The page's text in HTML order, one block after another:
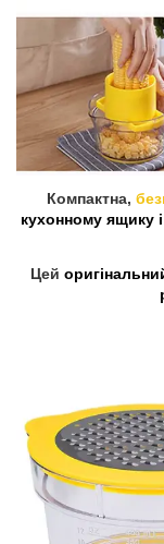
Компактна,
кухонному ящику
Цей